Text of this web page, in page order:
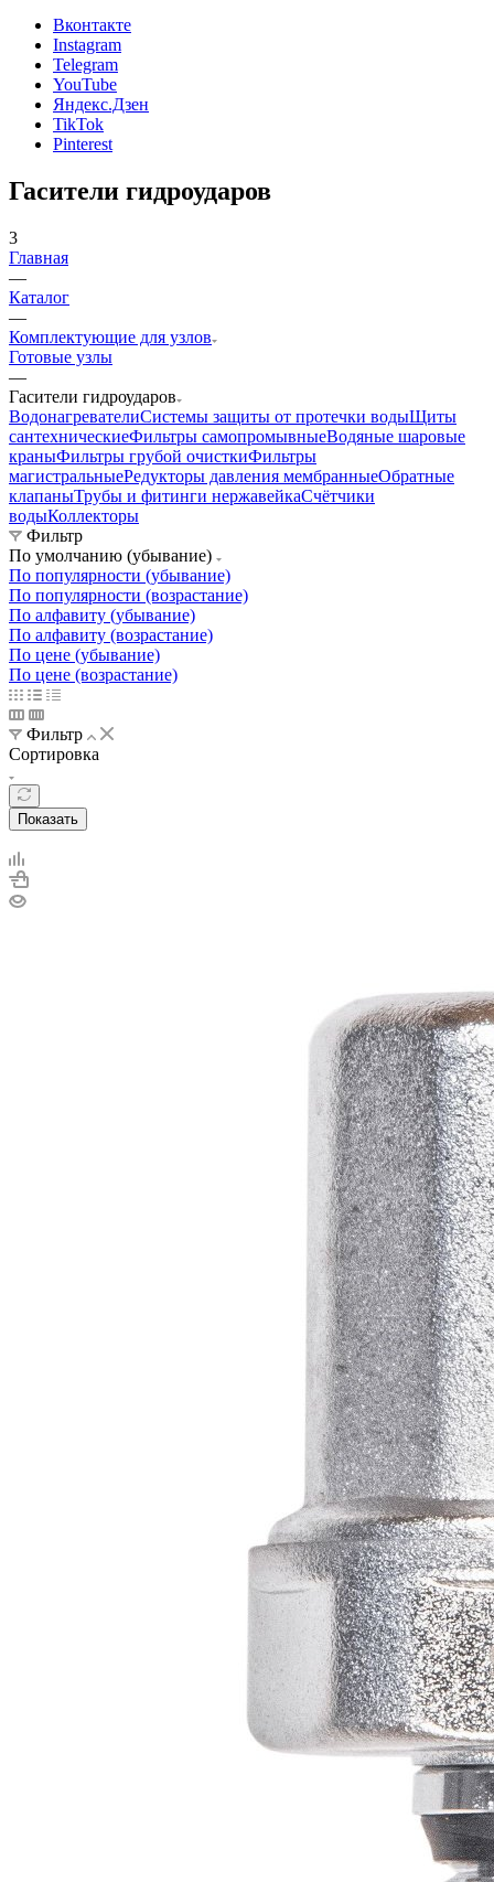
Вконтакте
Instagram
Telegram
YouTube
Яндекс.Дзен
TikTok
Pinterest
Гасители гидроударов
3
Главная
—
Каталог
—
Комплектующие для узлов
Готовые узлы
—
Гасители гидроударов
ВодонагревателиСистемы защиты от протечки водыЩиты
сантехническиеФильтры самопромывныеВодяные шаровые
краныФильтры грубой очисткиФильтры
магистральныеРедукторы давления мембранныеОбратные
клапаныТрубы и фитинги нержавейкаСчётчики
водыКоллекторы
Фильтр
По умолчанию (убывание)
По популярности (убывание)
По популярности (возрастание)
По алфавиту (убывание)
По алфавиту (возрастание)
По цене (убывание)
По цене (возрастание)
Фильтр
Сортировка
Показать